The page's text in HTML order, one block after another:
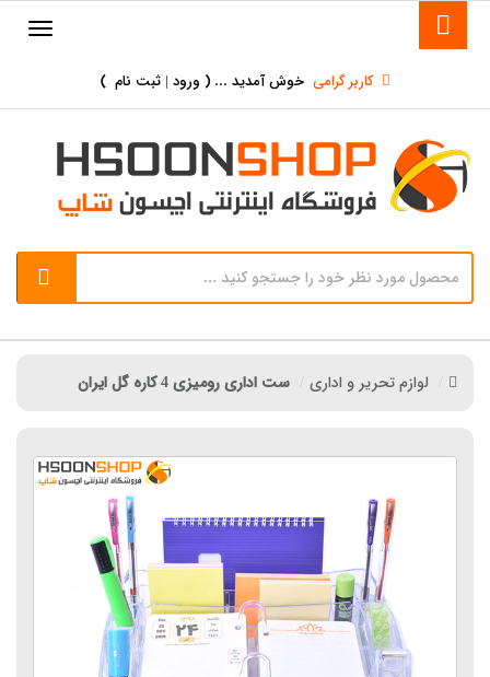
کاربر گرامی خوش آمدید ... ( ورود | ثبت نام )
لوازم تحریر و اداری ست اداری رومیزی 4 کاره گل ایران